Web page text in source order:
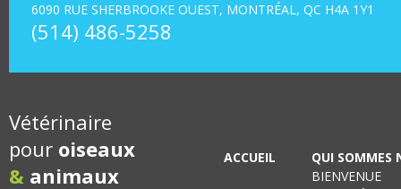
6090 RUE SHERBROOKE OUEST, MONTRÉAL, QC H4A 1Y1
(514) 486-5258
Vétérinaire
pour oiseaux
& animaux
ACCUEIL
QUI SOMMES
BIENVENUE